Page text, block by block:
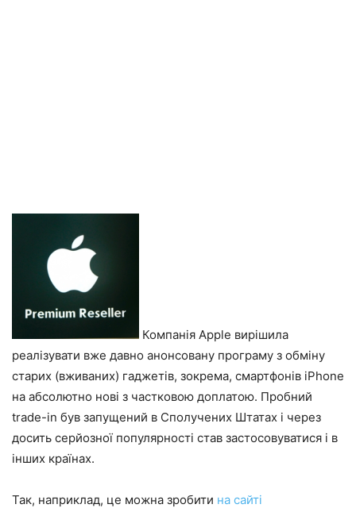
Компанія Apple вирішила
реалізувати вже давно анонсовану програму з обміну
старих (вживаних) гаджетів, зокрема, смартфонів iPhone
на абсолютно нові з частковою доплатою. Пробний
trade-in був запущений в Сполучених Штатах і через
досить серйозної популярності став застосовуватися і в
інших країнах.
Так, наприклад, це можна зробити на сайті